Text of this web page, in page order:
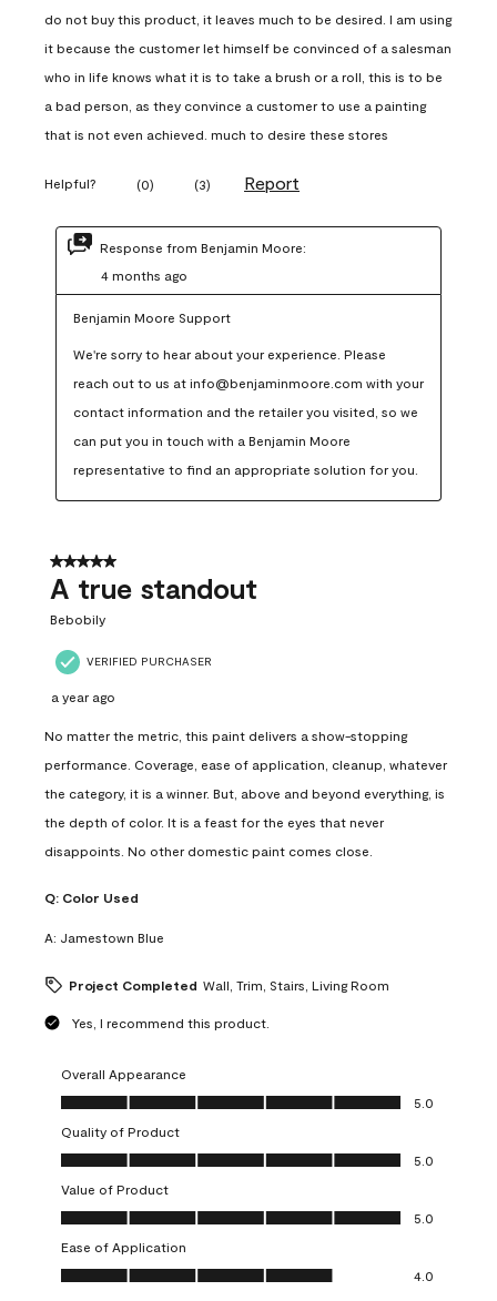
do not buy this product, it leaves much to be desired. I am using
it because the customer let himself be convinced of a salesman
who in life knows what it is to take a brush or a roll, this is to be
a bad person, as they convince a customer to use a painting
that is not even achieved. much to desire these stores
Helpful? (0) (3) Report
Response from Benjamin Moore:
4 months ago
Benjamin Moore Support
We're sorry to hear about your experience. Please
reach out to us at info@benjaminmoore.com with your
contact information and the retailer you visited, so we
can put you in touch with a Benjamin Moore
representative to find an appropriate solution for you.
5 out of 5 stars.
A true standout
Bebobily
VERIFIED PURCHASER
a year ago
No matter the metric, this paint delivers a show-stopping
performance. Coverage, ease of application, cleanup, whatever
the category, it is a winner. But, above and beyond everything, is
the depth of color. It is a feast for the eyes that never
disappoints. No other domestic paint comes close.
Q: Color Used
A: Jamestown Blue
Project Completed Wall, Trim, Stairs, Living Room
Yes, I recommend this product.
Overall Appearance
Overall Appearance, 5.0 out of 5
5.0
Quality of Product
Quality of Product, 5.0 out of 5
5.0
Value of Product
Value of Product, 5.0 out of 5
5.0
Ease of Application
Ease of Application, 4.0 out of 5
4.0